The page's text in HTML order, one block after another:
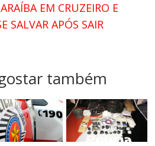
EM CRUZEIRO E
SALVAR APÓS SAIR
também